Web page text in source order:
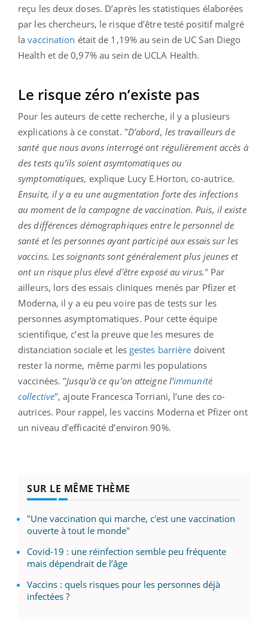
reçu les deux doses. D’après les statistiques élaborées
par les chercheurs, le risque d’être testé positif malgré
lavaccination était de 1,19% au sein de UC San Diego
Health et de 0,97% au sein de UCLA Health.
Le risque zéro n’existe pas
Pour les auteurs de cette recherche, il y a plusieurs
explications à ce constat. "D’abord, les travailleurs de
santé que nous avons interrogé ont régulièrement accès à
des tests qu’ils soient asymtomatiques ou
symptomatiques, explique Lucy E.Horton, co-autrice.
Ensuite, il y a eu une augmentation forte des infections
au moment de la campagne de vaccination. Puis, il existe
des différences démographiques entre le personnel de
santé et les personnes ayant participé aux essais sur les
vaccins. Les soignants sont généralement plus jeunes et
ont un risque plus élevé d’être exposé au virus." Par
ailleurs, lors des essais cliniques menés par Pfizer et
Moderna, il y a eu peu voire pas de tests sur les
personnes asymptomatiques. Pour cette équipe
scientifique, c’est la preuve que les mesures de
distanciation sociale et les gestes barrière doivent
rester la norme, même parmi les populations
vaccinées. "Jusqu’à ce qu’on atteigne l’immunité
collective", ajoute Francesca Torriani, l’une des co-
autrices. Pour rappel, les vaccins Moderna et Pfizer ont
un niveau d’efficacité d’environ 90%.
SUR LE MÊME THÈME
"Une vaccination qui marche, c'est une vaccination
ouverte à tout le monde"
Covid-19 : une réinfection semble peu fréquente
mais dépendrait de l’âge
Vaccins : quels risques pour les personnes déjà
infectées ?